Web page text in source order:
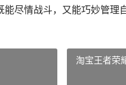
尽情战斗，又能巧妙管理自
淘宝王者荣